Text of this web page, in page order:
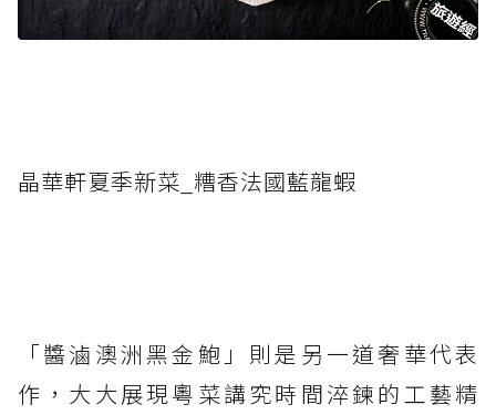
晶華軒夏季新菜_糟香法國藍龍蝦
「醬滷澳洲黑金鮑」則是另一道奢華代表
作，大大展現粵菜講究時間淬鍊的工藝精